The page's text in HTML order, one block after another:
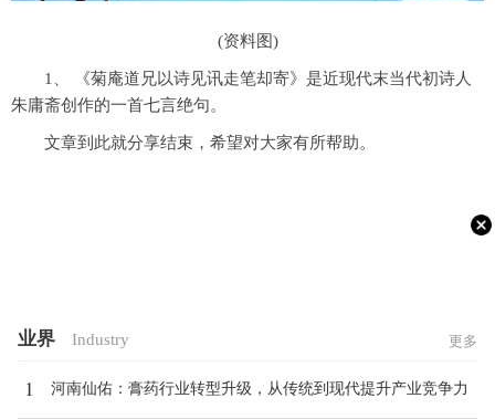
(资料图)
1、 《菊庵道兄以诗见讯走笔却寄》是近现代末当代初诗人
朱庸斋创作的一首七言绝句。
文章到此就分享结束，希望对大家有所帮助。
业界 Industry 更多
1 河南仙佑：膏药行业转型升级，从传统到现代提升产业竞争力